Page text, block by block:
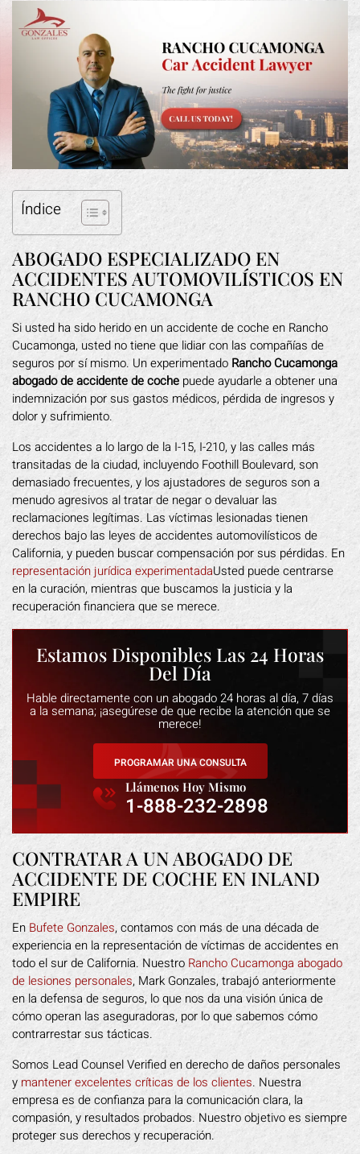
Índice
ABOGADO ESPECIALIZADO EN
ACCIDENTES AUTOMOVILÍSTICOS EN
RANCHO CUCAMONGA
Si usted ha sido herido en un accidente de coche en Rancho
Cucamonga, usted no tiene que lidiar con las compañías de
seguros por sí mismo. Un experimentado Rancho Cucamonga
abogado de accidente de coche puede ayudarle a obtener una
indemnización por sus gastos médicos, pérdida de ingresos y
dolor y sufrimiento.
Los accidentes a lo largo de la I-15, I-210, y las calles más
transitadas de la ciudad, incluyendo Foothill Boulevard, son
demasiado frecuentes, y los ajustadores de seguros son a
menudo agresivos al tratar de negar o devaluar las
reclamaciones legítimas. Las víctimas lesionadas tienen
derechos bajo las leyes de accidentes automovilísticos de
California, y pueden buscar compensación por sus pérdidas. En
representación jurídica experimentadaUsted puede centrarse
en la curación, mientras que buscamos la justicia y la
recuperación financiera que se merece.
Estamos Disponibles Las 24 Horas
Del Día
Hable directamente con un abogado 24 horas al día, 7 días
a la semana; ¡asegúrese de que recibe la atención que se
merece!
PROGRAMAR UNA CONSULTA
Llámenos Hoy Mismo
1-888-232-2898
CONTRATAR A UN ABOGADO DE
ACCIDENTE DE COCHE EN INLAND
EMPIRE
EnBufete Gonzales, contamos con más de una década de
experiencia en la representación de víctimas de accidentes en
todo el sur de California. Nuestro Rancho Cucamonga abogado
de lesiones personales, Mark Gonzales, trabajó anteriormente
en la defensa de seguros, lo que nos da una visión única de
cómo operan las aseguradoras, por lo que sabemos cómo
contrarrestar sus tácticas.
Somos Lead Counsel Verified en derecho de daños personales
y mantener excelentes críticas de los clientes. Nuestra
empresa es de confianza para la comunicación clara, la
compasión, y resultados probados. Nuestro objetivo es siempre
proteger sus derechos y recuperación.